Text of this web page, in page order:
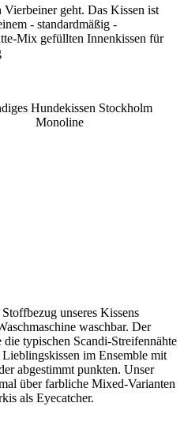
geht. Das Kissen ist
- standardmäßig -
Mix gefüllten Innenkissen für
unseres Kissens
waschbar. Der
typischen Scandi-Streifennähte
im Ensemble mit
abgestimmt punkten. Unser
über farbliche Mixed-Varianten
als Eyecatcher.